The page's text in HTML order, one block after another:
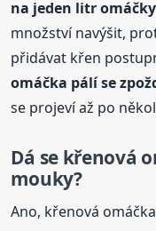
na jeden litr omáčky
množství navýšit,
přidávat křen
omáčka pálí se
se projeví až po
Dá se křenová
mouky?
Ano, křenová